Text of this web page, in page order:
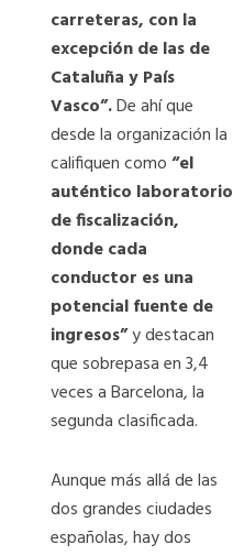
carreteras, con la
excepción de las de
Cataluña y País
Vasco”.De ahí que
desde la organización la
califiquen como“el
auténtico laboratorio
de fiscalización,
donde cada
conductor es una
potencial fuente de
ingresos”y destacan
que sobrepasa en 3,4
veces a Barcelona, la
segunda clasificada.
Aunque más allá de las
dos grandes ciudades
españolas, hay dos